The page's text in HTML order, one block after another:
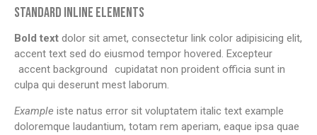
STANDARD INLINE ELEMENTS
Bold text dolor sit amet, consectetur link color adipisicing elit,
accent text sed do eiusmod tempor hovered. Excepteur
accent background
cupidatat non proident officia sunt in
culpa qui deserunt mest laborum.
Example iste natus error sit voluptatem italic text example
doloremque laudantium, totam rem aperiam, eaque ipsa quae